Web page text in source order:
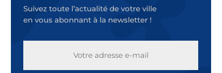
Suivez toute l’actualité de votre ville
en vous abonnant à la newsletter !